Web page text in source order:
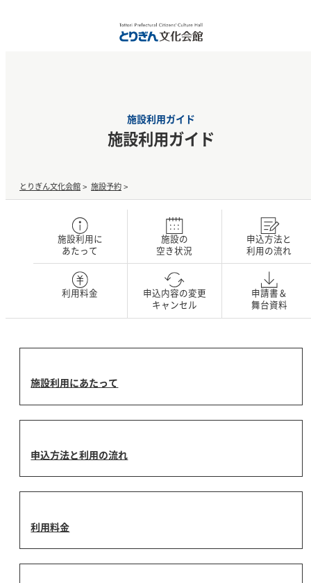
施設利用ガイド
施設利用ガイド
とりぎん文化会館 > 施設予約 >
施設利用に
あたって
施設の
空き状況
申込方法と
利用の流れ
利用料金
申込内容の変更
キャンセル
申請書＆
舞台資料
施設利用にあたって
申込方法と利用の流れ
利用料金